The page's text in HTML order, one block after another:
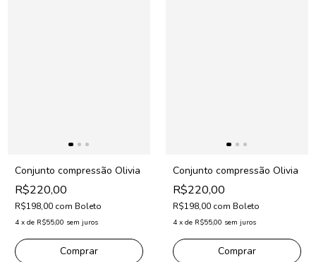
Conjunto compressão Olivia
R$220,00
R$198,00 com Boleto
4 x de R$55,00 sem juros
Comprar
Conjunto compressão Olivia
R$220,00
R$198,00 com Boleto
4 x de R$55,00 sem juros
Comprar